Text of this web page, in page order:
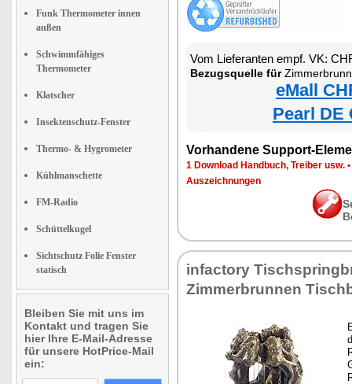
Funk Thermometer innen
außen
Schwimmfähiges
Thermometer
Klatscher
Insektenschutz-Fenster
Thermo- & Hygrometer
Kühlmanschette
FM-Radio
Schüttelkugel
Sichtschutz Folie Fenster
statisch
Bleiben Sie mit uns im
Kontakt und tragen Sie
hier Ihre E-Mail-Adresse
für unsere HotPrice-Mail
ein:
Vom Lieferanten empf. VK:
Bezugsquelle für
eMall
Pearl DE
Vorhandene Support-
1 Download Handbuch, Treiber usw. •
Auszeichnungen
infactory
Zimmerbrunnen